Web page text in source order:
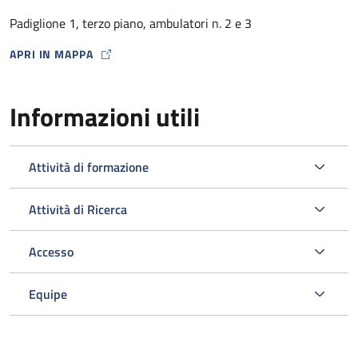
presso lo stesso Ambulatorio HIV) .
L’ambulatorio si occupa inoltre dello screening e della gestione
delle comorbosità correlate all’infezione da HIV programmando
gli esami ematici o strumentali e le visite specialistiche
opportuni nell’ambito del Policlinico.
Padiglione 1, terzo piano, ambulatori n. 2 e 3
APRI IN MAPPA
MAP ICON
Informazioni utili
Attività di formazione
Attività di Ricerca
Accesso
Equipe